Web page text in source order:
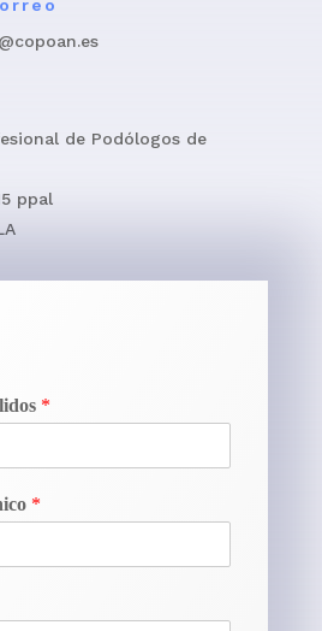
de Podólogos de
ppal
*
*